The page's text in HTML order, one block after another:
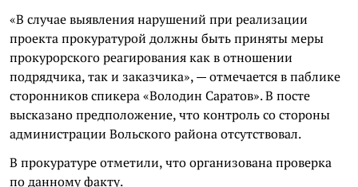
«В случае выявления нарушений при реализации
проекта прокуратурой должны быть приняты меры
прокурорского реагирования как в отношении
подрядчика, так и заказчика», — отмечается в паблике
сторонников спикера «Володин Саратов». В посте
высказано предположение, что контроль со стороны
администрации Вольского района отсутствовал.
В прокуратуре отметили, что организована проверка
по данному факту.